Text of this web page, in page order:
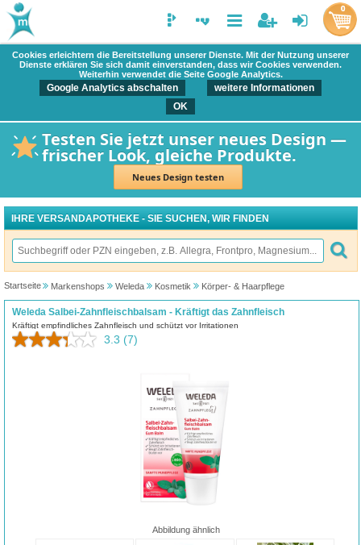
Cookies erleichtern die Bereitstellung unserer Dienste. Mit der Nutzung unserer
Dienste erklären Sie sich damit einverstanden, dass wir Cookies verwenden.
Weiterhin verwendet die Seite Google Analytics.
Google Analytics abschalten
weitere Informationen
OK
Testen Sie jetzt unser neues Design —
frischer Look, gleiche Produkte.
Neues Design testen
0
IHRE VERSANDAPOTHEKE - SIE SUCHEN, WIR FINDEN
Startseite Markenshops Weleda Kosmetik Körper- & Haarpflege
Weleda Salbei-Zahnfleischbalsam - Kräftigt das Zahnfleisch
Kräftigt empfindliches Zahnfleisch und schützt vor Irritationen
3.3 (7)
Abbildung ähnlich